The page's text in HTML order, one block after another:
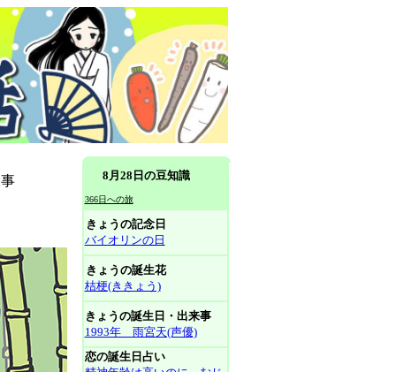
8月28日の豆知識
366日への旅
きょうの記念日
バイオリンの日
きょうの誕生花
桔梗(ききょう)
きょうの誕生日・出来事
1993年 雨宮天(声優)
恋の誕生日占い